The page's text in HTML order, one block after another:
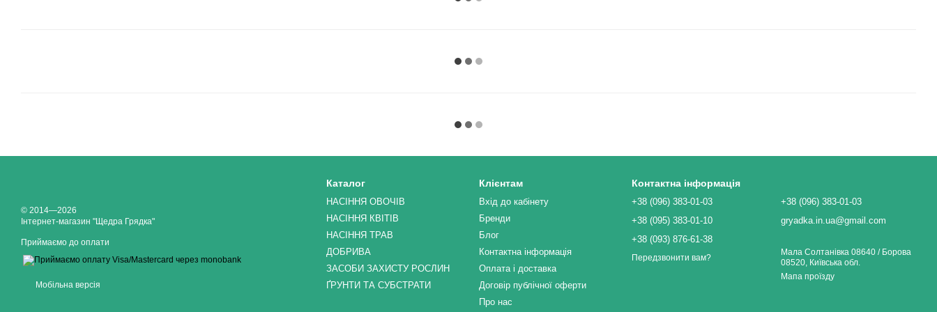
© 2014—2026
Інтернет-магазин "Щедра Грядка"
Приймаємо до оплати
Мобільна версія
Каталог
НАСІННЯ ОВОЧІВ
НАСІННЯ КВІТІВ
НАСІННЯ ТРАВ
ДОБРИВА
ЗАСОБИ ЗАХИСТУ РОСЛИН
ҐРУНТИ ТА СУБСТРАТИ
Клієнтам
Вхід до кабінету
Бренди
Блог
Контактна інформація
Оплата і доставка
Договір публічної оферти
Про нас
Контактна інформація
+38 (096) 383-01-03
+38 (095) 383-01-10
+38 (093) 876-61-38
Передзвонити вам?
+38 (096) 383-01-03
gryadka.in.ua@gmail.com
Мала Солтанівка 08640 / Борова
08520, Київська обл.
Мапа проїзду